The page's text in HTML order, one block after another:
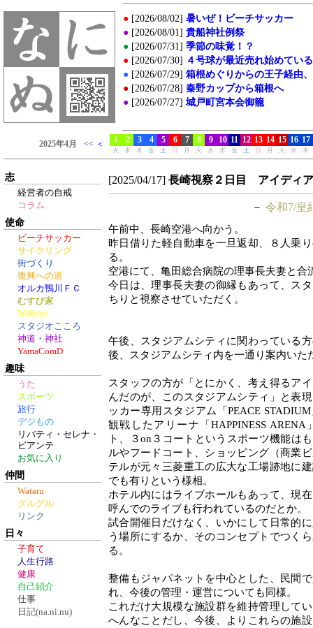
志
経営者の自戒
コラム
使命
ビーチサッカー
サイクリング
街づくり
復興への道
オルカ鴨川ＦＣ
むすび家
Walkins
スタジオこころ
神道・神社
YamaComD
趣味
うた
スポーツ
旅行
デジもの
リバティ・セレナ・
ビアンテ
お気に入り
仲間
Wataru
グルグル
リンク
日々
子育て
人生行路
健康
自己紹介
仕事
日記(na.ni.nu)
[2025/04/17] 長崎視察２日目 アイディ
－ 令和7/皇
午前中、長崎空港へ向かう。
昨日借りた軽自動車を一旦返却、８人乗
る。
空港にて、亀田総合病院の理事長夫妻と合
今日は、理事長夫妻の御縁もあって、ス
ちりと視察させていただく。
午後、スタジアムシティに関わっている
後、スタジアムシティ内を一通り案内いた
スタッフの方が「とにかく、考え得るア
んだのが、このスタジアムシティ」と表
ッカー専用スタジアム「PEACE
観戦したアリーナ「HAPPINESS
ト、３on３コートというスポーツ機能は
ルやフードコート、ショッピング（商業
テルが元々三菱重工の広大な工場跡地に
でも有りという様相。
ホテル内にはライブホールもあって、現
呼んでのライブも行われているのだとか。
試合開催日だけなく、いかにして日常的
う場所にするか、そのコンセプトでつく
る。
整備もジャパネットを中心とした、民間
れ、今後の管理・運営についても同様。
これだけ大規模な施設群を維持管理して
へんなことだし、今後、よりこれらの施